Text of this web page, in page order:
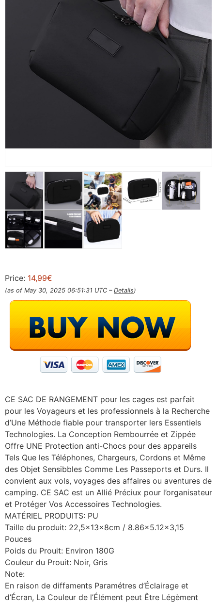
Price: 14,99€
(as of May 30, 2025 06:51:31 UTC – Details)
CE SAC DE RANGEMENT pour les cages est parfait
pour les Voyageurs et les professionnels à la Recherche
d’Une Méthode fiable pour transporter lers Essentiels
Technologies. La Conception Rembourrée et Zippée
Offre UNE Protection anti-Chocs pour des appareils
Tels Que les Téléphones, Chargeurs, Cordons et Même
des Objet Sensibbles Comme Les Passeports et Durs. Il
convient aux vols, voyages des affaires ou aventures de
camping. CE SAC est un Allié Préciux pour l’organisateur
et Protéger Vos Accessoires Technologies.
MATÉRIEL PRODUITS: PU
Taille du produit: 22,5x13x8cm / 8.86×5.12×3,15
Pouces
Poids du Prouit: Environ 180G
Couleur du Prouit: Noir, Gris
Note:
En raison de diffaments Paramétres d’Éclairage et
d’Écran, La Couleur de l’Élément peut Être Légèment